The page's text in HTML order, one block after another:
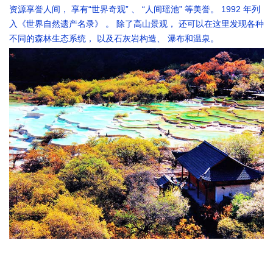
资源享誉人间， 享有“世界奇观” 、 “人间瑶池” 等美誉。 1992 年列
入《世界自然遗产名录》 。 除了高山景观， 还可以在这里发现各种
不同的森林生态系统， 以及石灰岩构造、 瀑布和温泉。